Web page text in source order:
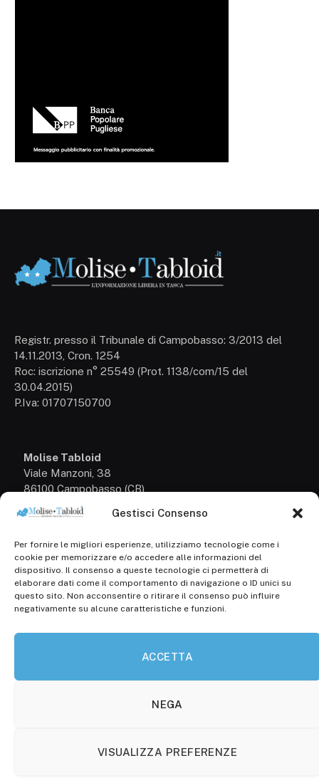
Gestisci Consenso
Per fornire le migliori esperienze, utilizziamo tecnologie come i
cookie per memorizzare e/o accedere alle informazioni del
dispositivo. Il consenso a queste tecnologie ci permetterà di
elaborare dati come il comportamento di navigazione o ID unici su
questo sito. Non acconsentire o ritirare il consenso può influire
negativamente su alcune caratteristiche e funzioni.
ACCETTA
NEGA
VISUALIZZA PREFERENZE
Registr. presso il Tribunale di Campobasso: 3/2013 del
14.11.2013, Cron. 1254
Roc: iscrizione n° 25549 (Prot. 1138/com/15 del
30.04.2015)
P.Iva: 01707150700
Molise Tabloid
Viale Manzoni, 38
86100 Campobasso (CB)
Tel.+39 3333169466
Scrivici a:
info@molisetabloid.it
commerciale@molisetabloid.it
Disclaimer
Cookie Policy (UE)